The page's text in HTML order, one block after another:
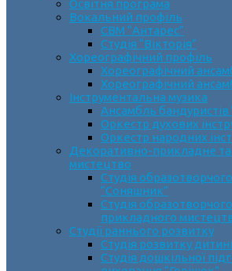
Освітня програма
Вокальний профіль
СВМ “Антарес”
Студія “Вікторія”
Хореографічний профіль
Хореографічний
Хореографічний
Інструментальна музика
Ансамбль бандуристів
Оркестр духових
Оркестр народних
Декоративно-прикладне
мистецтво
Cтудія
“Соняшник”
Студія
прикладного
Студії раннього розвитку
Студія розвитку
Студія дошкільної